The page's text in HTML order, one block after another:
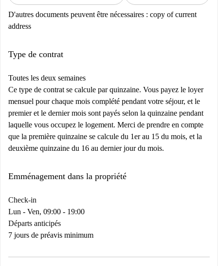
D'autres documents peuvent être nécessaires : copy of current
address
Type de contrat
Toutes les deux semaines
Ce type de contrat se calcule par quinzaine. Vous payez le loyer
mensuel pour chaque mois complété pendant votre séjour, et le
premier et le dernier mois sont payés selon la quinzaine pendant
laquelle vous occupez le logement. Merci de prendre en compte
que la première quinzaine se calcule du 1er au 15 du mois, et la
deuxième quinzaine du 16 au dernier jour du mois.
Emménagement dans la propriété
Check-in
Lun - Ven, 09:00 - 19:00
Départs anticipés
7 jours de préavis minimum